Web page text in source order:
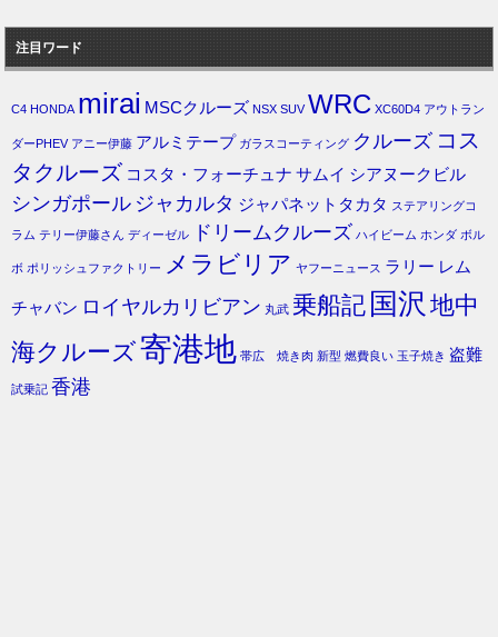
注目ワード
C4 HONDA mirai MSCクルーズ NSX SUV WRC XC60D4 アウトラン
ダーPHEV アニー伊藤 アルミテープ ガラスコーティング クルーズ コス
タクルーズ コスタ・フォーチュナ サムイ シアヌークビル
シンガポール ジャカルタ ジャパネットタカタ ステアリングコ
ラム テリー伊藤さん ディーゼル ドリームクルーズ ハイビーム ホンダ ボル
ボ ポリッシュファクトリー メラビリア ヤフーニュース ラリー レム
チャバン ロイヤルカリビアン 丸武 乗船記 国沢 地中
海クルーズ寄港地 帯広 焼き肉 新型 燃費良い 玉子焼き 盗難
試乗記 香港